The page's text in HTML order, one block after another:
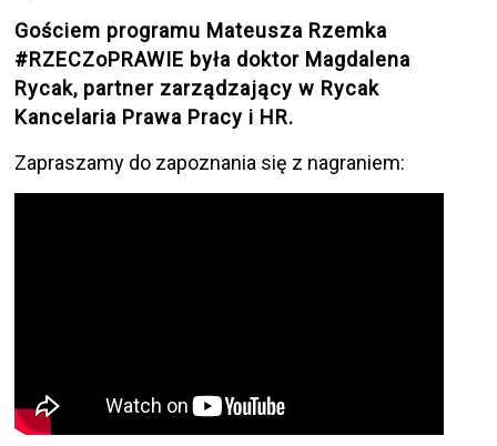
Gościem programu Mateusza Rzemka
#RZECZoPRAWIE była doktor Magdalena
Rycak, partner zarządzający w Rycak
Kancelaria Prawa Pracy i HR.
Zapraszamy do zapoznania się z nagraniem: